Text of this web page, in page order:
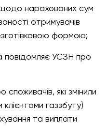
нарахованих сум
отримувачів
формою;
повідомляє УСЗН про
які змінили
газзбуту)
та виплати